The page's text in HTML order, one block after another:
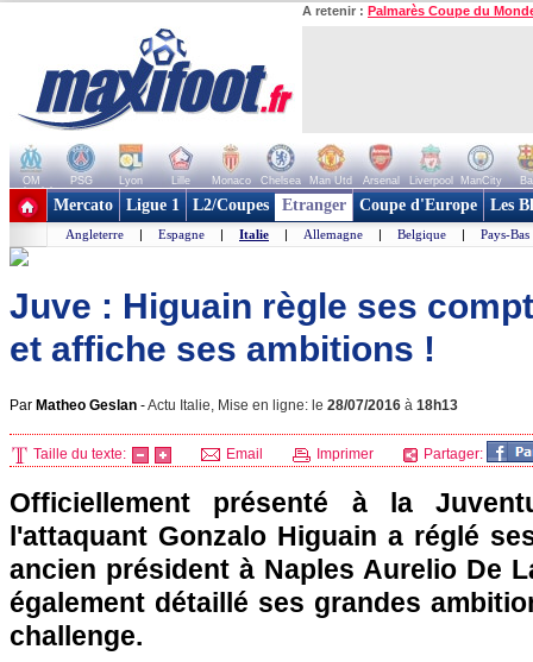
A retenir : Palmarès Coupe du
OM PSG Lyon Lille Monaco Chelsea Man Utd Arsenal Liverpool ManCity
+ de clubs
Mercato Ligue 1 L2/Coupes Etranger Coupe d'Europe Les
Angleterre | Espagne | Italie | Allemagne | Belgique | Pays-Bas
Juve : Higuain règle ses
et affiche ses ambitions !
Par Matheo Geslan -Actu Italie, Mise en ligne: le 28/07/2016 à 18h13
Taille du texte: Email Imprimer Partager:
Officiellement présenté à la
l'attaquant Gonzalo Higuain a réglé
ancien président à Naples Aurelio De
également détaillé ses grandes
challenge.